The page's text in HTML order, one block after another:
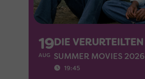
19
AUG
DIE VERURTEILTEN
SUMMER MOVIES 2026
19:45